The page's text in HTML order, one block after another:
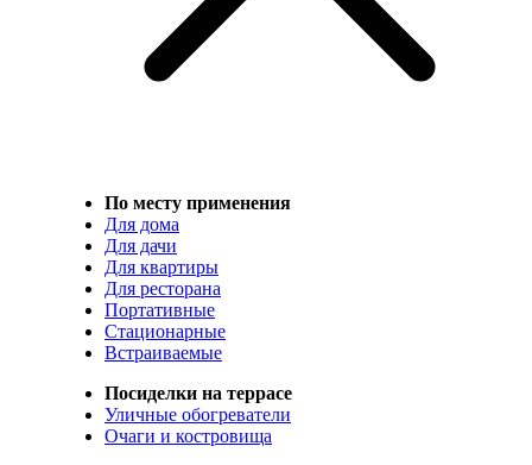
По месту применения
Для дома
Для дачи
Для квартиры
Для ресторана
Портативные
Стационарные
Встраиваемые
Посиделки на террасе
Уличные обогреватели
Очаги и костровища